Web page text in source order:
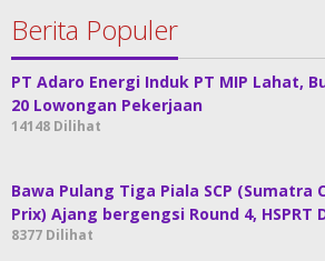
Berita Populer
PT Adaro Energi Induk PT MIP Lahat,
20 Lowongan Pekerjaan
14148 Dilihat
Bawa Pulang Tiga Piala SCP (Sumatra
Prix) Ajang bergengsi Round 4, HSPRT
8377 Dilihat